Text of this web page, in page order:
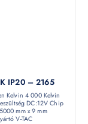
IP20 – 2165
Kelvin 4 000 Kelvin
DC:12V Chip
mm x 9 mm
V-TAC